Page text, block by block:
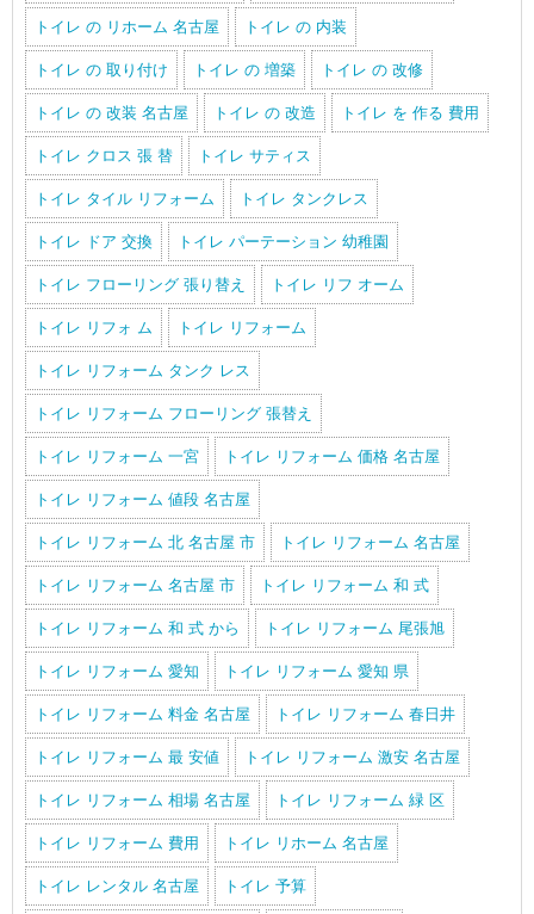
トイレ の リホーム 名古屋 トイレ の 内装
トイレ の 取り付け トイレ の 増築 トイレ の 改修
トイレ の 改装 名古屋 トイレ の 改造 トイレ を 作る 費用
トイレ クロス 張 替 トイレ サティス
トイレ タイル リフォーム トイレ タンクレス
トイレ ドア 交換 トイレ パーテーション 幼稚園
トイレ フローリング 張り替え トイレ リフ オーム
トイレ リフォ ム トイレ リフォーム
トイレ リフォーム タンク レス
トイレ リフォーム フローリング 張替え
トイレ リフォーム 一宮 トイレ リフォーム 価格 名古屋
トイレ リフォーム 値段 名古屋
トイレ リフォーム 北 名古屋 市 トイレ リフォーム 名古屋
トイレ リフォーム 名古屋 市 トイレ リフォーム 和 式
トイレ リフォーム 和 式 から トイレ リフォーム 尾張旭
トイレ リフォーム 愛知 トイレ リフォーム 愛知 県
トイレ リフォーム 料金 名古屋 トイレ リフォーム 春日井
トイレ リフォーム 最 安値 トイレ リフォーム 激安 名古屋
トイレ リフォーム 相場 名古屋 トイレ リフォーム 緑 区
トイレ リフォーム 費用 トイレ リホーム 名古屋
トイレ レンタル 名古屋 トイレ 予算